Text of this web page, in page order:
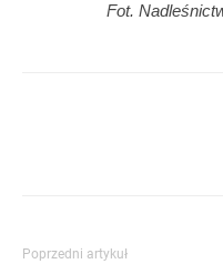
Fot.
Poprzedni artykuł